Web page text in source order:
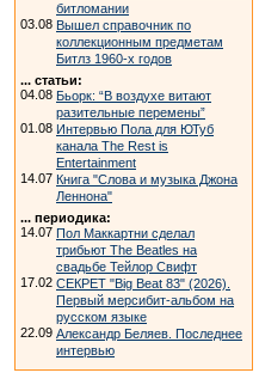
битломании
03.08 Вышел справочник по
коллекционным предметам
Битлз 1960-х годов
... статьи:
04.08 Бьорк: “В воздухе витают
разительные перемены”
01.08 Интервью Пола для ЮТуб
канала The Rest is
Entertainment
14.07 Книга "Слова и музыка Джона
Леннона"
... периодика:
14.07 Пол Маккартни сделал
трибьют The Beatles на
свадьбе Тейлор Свифт
17.02 СЕКРЕТ "Big Beat 83" (2026).
Первый мерсибит-альбом на
русском языке
22.09 Александр Беляев. Последнее
интервью